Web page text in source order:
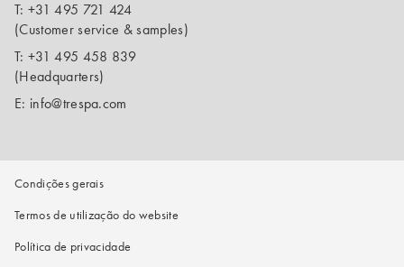
T: +31 495 721 424
(Customer service & samples)
T: +31 495 458 839
(Headquarters)
E: info@trespa.com
Condições gerais
Termos de utilização do website
Política de privacidade